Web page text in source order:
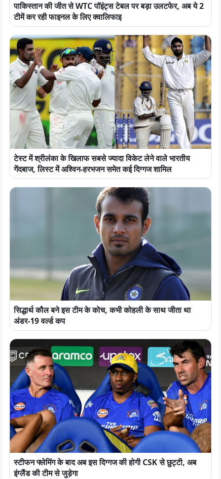
पाकिस्तान की जीत से WTC पॉइंट्स टेबल पर बड़ा उलटफेर, अब ये 2
टीमें कर रही फाइनल के लिए क्वालिफाइ
टेस्ट में श्रीलंका के खिलाफ सबसे ज्यादा विकेट लेने वाले भारतीय
गेंदबाज, लिस्ट में अश्विन-हरभजन समेत कई दिग्गज शामिल
सिद्धार्थ कौल बने इस टीम के कोच, कभी कोहली के साथ जीता था
अंडर-19 वर्ल्ड कप
स्टीफन फ्लेमिंग के बाद अब इस दिग्गज की होगी CSK से छुट्टी, अब
इंग्लैंड की टीम से जुड़ेगा